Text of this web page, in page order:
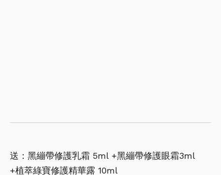
送：黑繃帶修護乳霜 5ml +黑繃帶修護眼霜3ml
+植萃綠寶修護精華露 10ml